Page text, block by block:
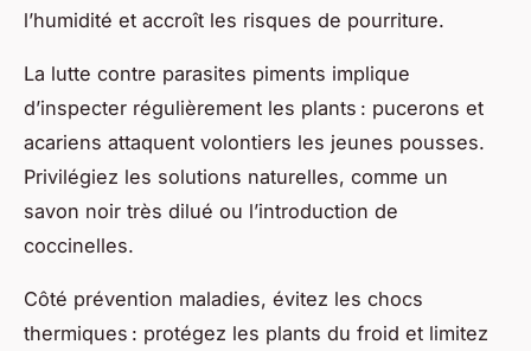
l’humidité et accroît les risques de pourriture.
La lutte contre parasites piments implique
d’inspecter régulièrement les plants : pucerons et
acariens attaquent volontiers les jeunes pousses.
Privilégiez les solutions naturelles, comme un
savon noir très dilué ou l’introduction de
coccinelles.
Côté prévention maladies, évitez les chocs
thermiques : protégez les plants du froid et limitez